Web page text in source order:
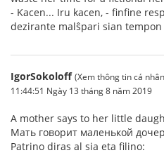
- Kacen... Iru kacen, - finfine
dezirante malŝpari sian
IgorSokoloff (Xem thông tin cá
11:44:51 Ngày 13 tháng 8 năm 2019
A mother says to her little
Мать говорит маленькой
Patrino diras al sia eta filino: